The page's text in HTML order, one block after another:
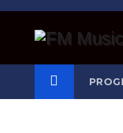
Saltar